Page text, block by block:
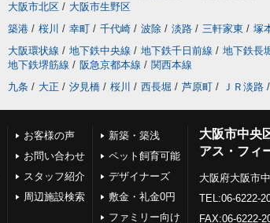
大阪市北区 / 大阪市生野区
築港 / 桜川 / 幸町 / 千代崎 / 波除 / 淡路 / 三軒家東 / 塚
大阪環状線 / 地下鉄中央線 / 地下鉄千日前線 / 地下鉄長
地下鉄堺筋線 / 阪急京都本線 / 関西本線
九条 / 大正 / 汐見橋 / 桜川 / 西長堀 / 芦原町 / ＪＲ淡路 /
お客様の声
お問い合わせ
スタッフ紹介
周辺施設検索
新築・築浅
ペット飼育可能
デザイナーズ
敷金・礼金0円
ファミリー向け
大阪市中央
アス・フィ
大阪府大阪市
TEL:06-6222-
FAX:06-6222-